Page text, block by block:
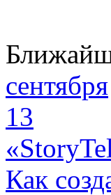
сентября
13
Как